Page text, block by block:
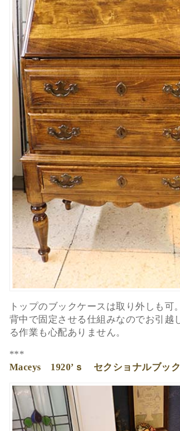
トップのブックケースは取り外しも可。
背中で固定させる仕組みなのでお引越
る作業も心配ありません。
***
Maceys 1920’ｓ セクショナルブッ